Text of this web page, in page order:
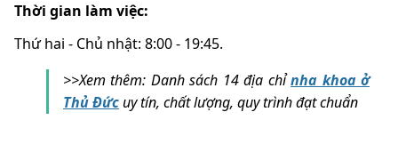
Thời gian làm việc:
Thứ hai - Chủ nhật: 8:00 - 19:45.
>>Xem thêm: Danh sách 14 địa chỉnha khoa ở
Thủ Đứcuy tín, chất lượng, quy trình đạt chuẩn